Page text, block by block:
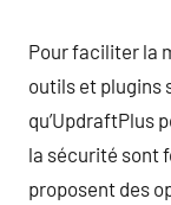
Pour faciliter la
outils et plugins
qu’UpdraftPlus
la sécurité sont
proposent des